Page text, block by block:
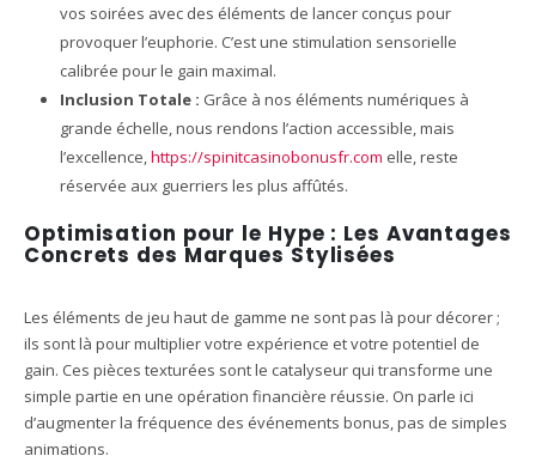
vos soirées avec des éléments de lancer conçus pour
provoquer l’euphorie. C’est une stimulation sensorielle
calibrée pour le gain maximal.
Inclusion Totale : Grâce à nos éléments numériques à
grande échelle, nous rendons l’action accessible, mais
l’excellence,https://spinitcasinobonusfr.com elle, reste
réservée aux guerriers les plus affûtés.
Optimisation pour le Hype : Les Avantages
Concrets des Marques Stylisées
Les éléments de jeu haut de gamme ne sont pas là pour décorer ;
ils sont là pour multiplier votre expérience et votre potentiel de
gain. Ces pièces texturées sont le catalyseur qui transforme une
simple partie en une opération financière réussie. On parle ici
d’augmenter la fréquence des événements bonus, pas de simples
animations.